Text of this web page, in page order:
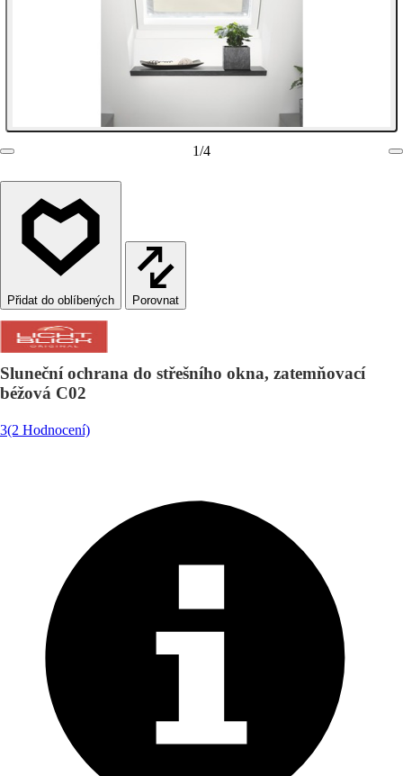
1/4
Porovnat
Sluneční ochrana do střešního okna, zatemňovací
béžová C02
3(2 Hodnocení)